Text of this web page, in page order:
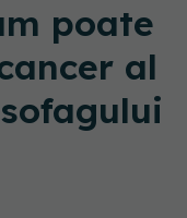
poate
al